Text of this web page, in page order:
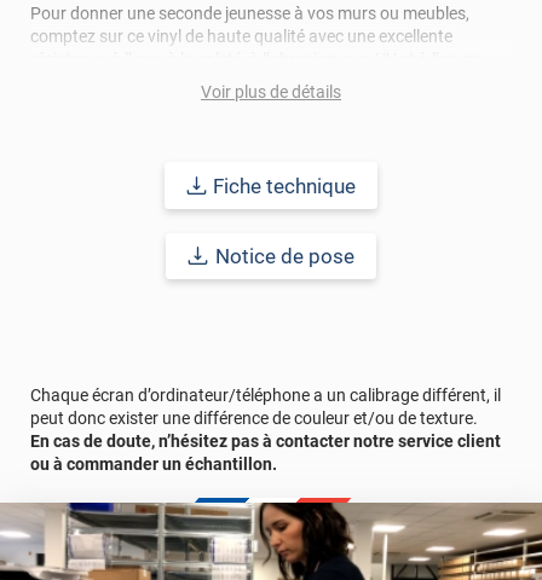
Pour donner une seconde jeunesse à vos murs ou meubles,
comptez sur ce vinyl de haute qualité avec une excellente
Grâce à son épaisseur, cet adhésif masque également les petites
imperfections. Classé A+ au test C.O.V et C-s2,d0 au feu, ce
: 10 ans en pose intérieur (anti craquèlement,
Afin de vous rendre compte de la qualité et de son rendu
véritable, nous vous conseillons de faire une demande
Voir plus de détails
Fiche technique
Notice de pose
Chaque écran d’ordinateur/téléphone a un calibrage différent, il
peut donc exister une différence de couleur et/ou de texture.
En cas de doute, n’hésitez pas à contacter notre service client
ou à commander un échantillon.